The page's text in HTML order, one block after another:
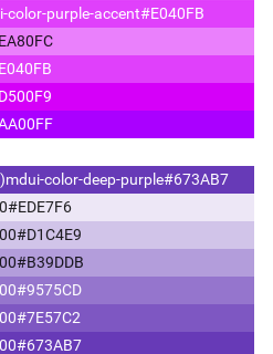
color-purple-accent#E040FB
mdui-color-deep-purple#673AB7
#EDE7F6
#D1C4E9
#B39DDB
#9575CD
#7E57C2
#673AB7